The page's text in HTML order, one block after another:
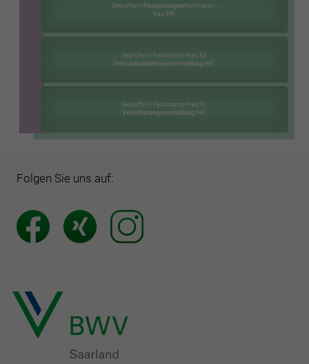
Geprüfte/-r Fachmann/-frau für
Immobiliardarlehensvermittlung IHK
Geprüfte/-r Fachmann/-frau für
Versicherungsvermittlung IHK
Geprüfte/-r Finanzanlagenfachmann/-
frau IHK
Folgen Sie uns auf: